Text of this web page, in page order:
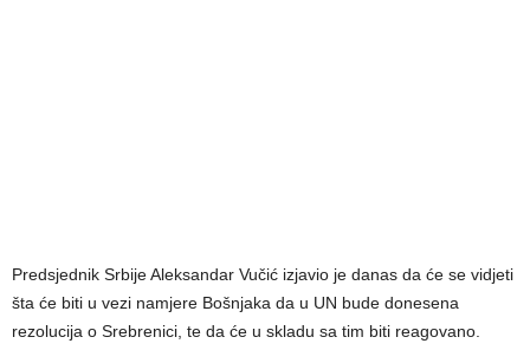
Predsjednik Srbije Aleksandar Vučić izjavio je danas da će se vidjeti
šta će biti u vezi namjere Bošnjaka da u UN bude donesena
rezolucija o Srebrenici, te da će u skladu sa tim biti reagovano.